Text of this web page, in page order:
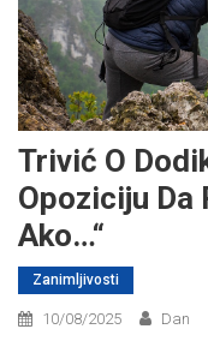
Trivić O
Opoziciju Da
Ako…“
Zanimljivosti
10/08/2025 Dan